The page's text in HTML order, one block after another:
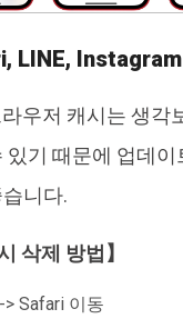
Instagram
우저 캐시는 생각
있기 때문에 업데이
니다.
삭제 방법】
Safari 이동